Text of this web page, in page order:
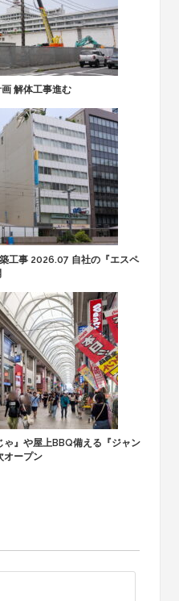
解体工事進む
工事 2026.07 自社の『エスペ
』や屋上BBQ備える『ジャン
オープン